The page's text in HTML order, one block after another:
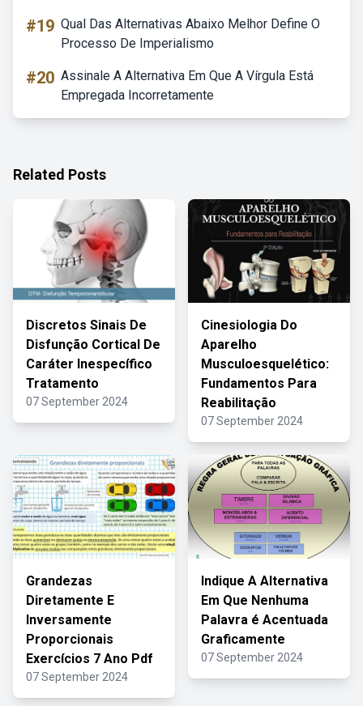
#19 Qual Das Alternativas Abaixo Melhor Define O
Processo De Imperialismo
#20 Assinale A Alternativa Em Que A Vírgula Está
Empregada Incorretamente
Related Posts
Discretos Sinais De
Disfunção Cortical De
Caráter Inespecífico
Tratamento
07 September 2024
Cinesiologia Do
Aparelho
Musculoesquelético:
Fundamentos Para
Reabilitação
07 September 2024
Grandezas
Diretamente E
Inversamente
Proporcionais
Exercícios 7 Ano Pdf
07 September 2024
Indique A Alternativa
Em Que Nenhuma
Palavra é Acentuada
Graficamente
07 September 2024